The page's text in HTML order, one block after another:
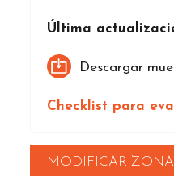
Última
Descargar
Checklist para
MODIFICAR